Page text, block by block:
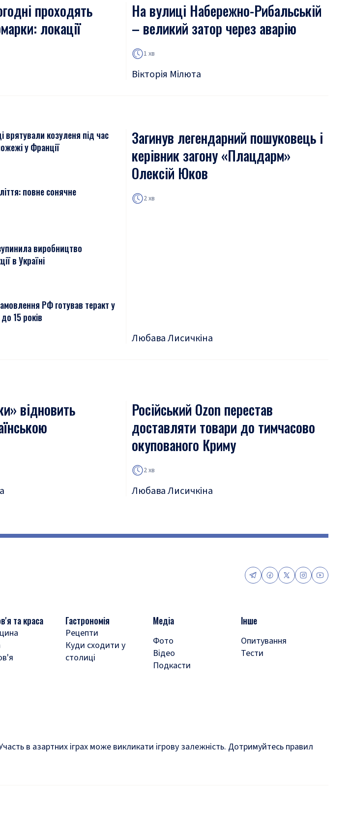
проходять
локації
На вулиці Набережно-Рибальській
– великий затор через аварію
1 хв
Вікторія Мілюта
врятували козуленя під час
у Франції
повне сонячне
виробництво
в Україні
РФ готував теракт у
15 років
Загинув легендарний пошуковець і
керівник загону «Плацдарм»
Олексій Юков
2 хв
Любава Лисичкіна
відновить
Російський Ozon перестав
доставляти товари до тимчасово
окупованого Криму
2 хв
Любава Лисичкіна
та краса Гастрономія
Рецепти
Куди сходити у
столиці
Медіа
Фото
Відео
Подкасти
Інше
Опитування
Тести
в азартних іграх може викликати ігрову залежність. Дотримуйтесь правил